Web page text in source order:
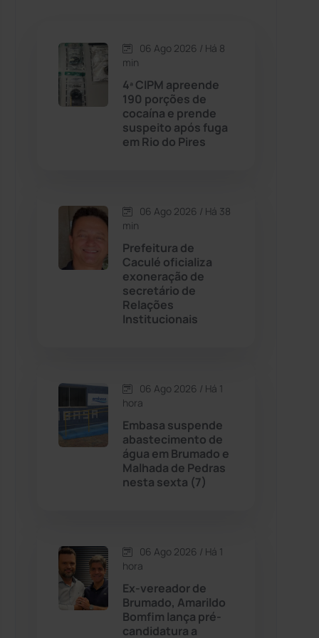
Caetité (1504)
Candiba
Cândido Sales (120)
Caturama
Chapada Diamantina
Cordeiros
Dom Basílio (391)
(1235)
Érico Cardoso
Esportes
06 Ago 2026 / Há 8
min
4ª CIPM apreende
190 porções de
cocaína e prende
suspeito após fuga
em Rio do Pires
06 Ago 2026 / Há 38
min
Prefeitura de
Caculé oficializa
exoneração de
secretário de
Relações
Institucionais
06 Ago 2026 / Há 1
hora
Embasa suspende
abastecimento de
água em Brumado e
Malhada de Pedras
nesta sexta (7)
06 Ago 2026 / Há 1
hora
Ex-vereador de
Brumado, Amarildo
Bomfim lança pré-
candidatura a